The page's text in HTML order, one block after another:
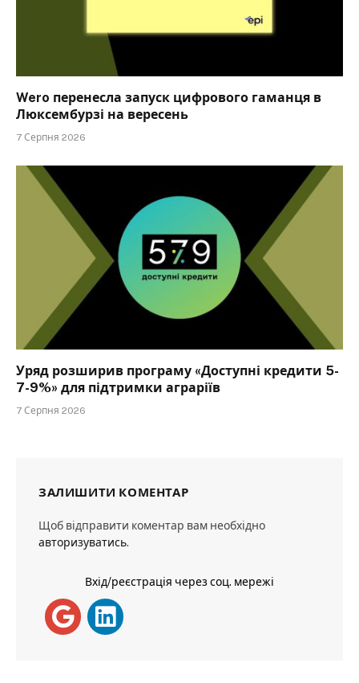
Wero перенесла запуск цифрового гаманця в
Люксембурзі на вересень
7 Серпня 2026
Уряд розширив програму «Доступні кредити 5-
7-9%» для підтримки аграріїв
7 Серпня 2026
ЗАЛИШИТИ КОМЕНТАР
Щоб відправити коментар вам необхідно
авторизуватись.
Вхід/реєстрація через соц. мережі